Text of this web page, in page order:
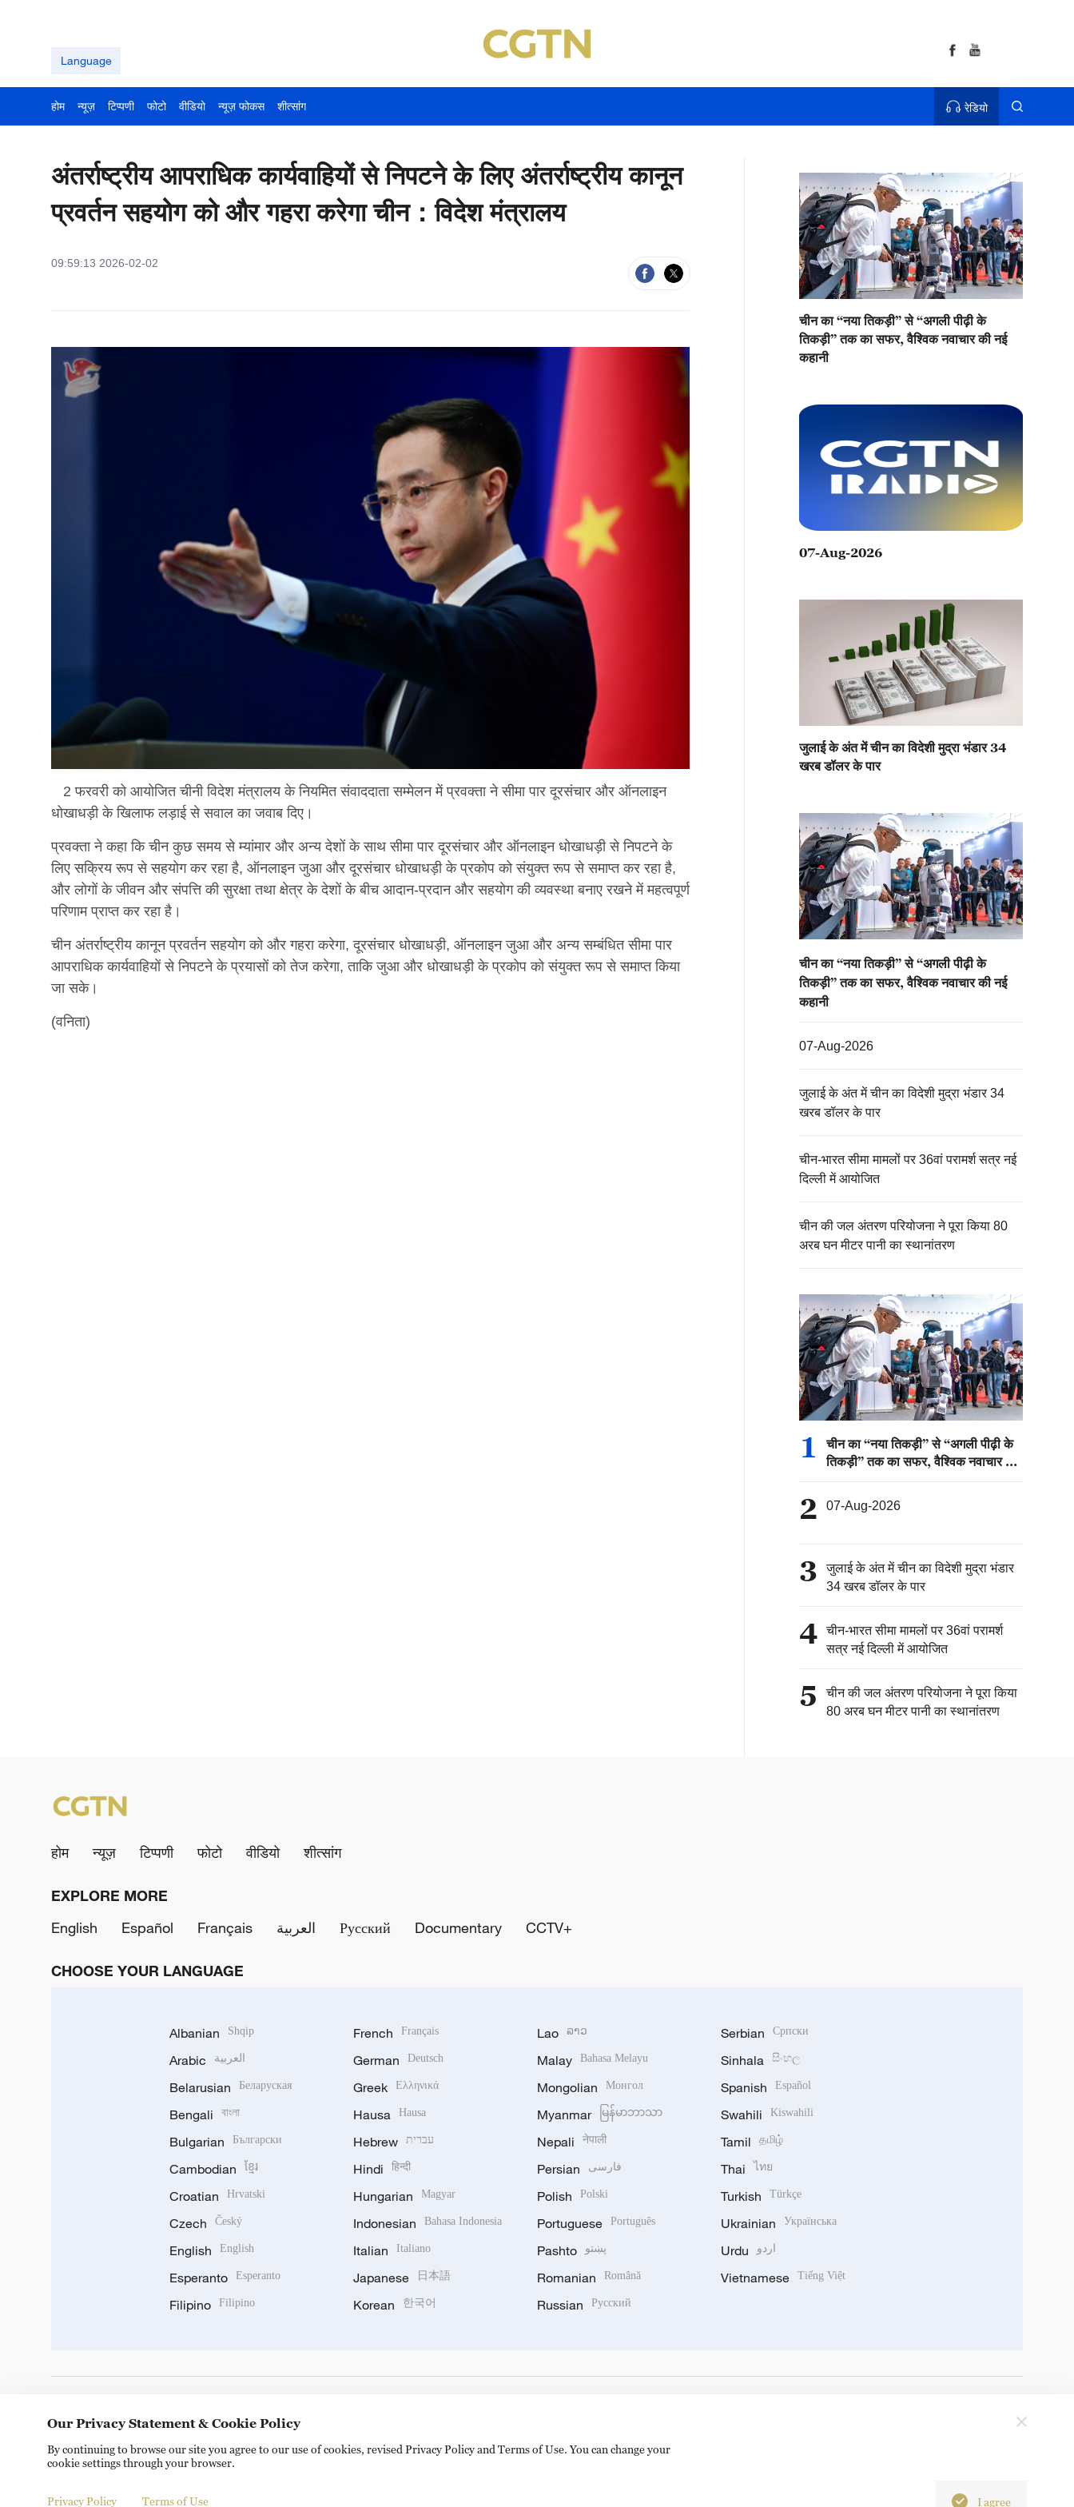
Language
होम न्यूज़ टिप्पणी फोटो वीडियो न्यूज़ फोकस शीत्सांग रेडियो
अंतर्राष्ट्रीय आपराधिक कार्यवाहियों से निपटने के लिए अंतर्राष्ट्रीय कानून
प्रवर्तन सहयोग को और गहरा करेगा चीन：विदेश मंत्रालय
09:59:13 2026-02-02
2 फरवरी को आयोजित चीनी विदेश मंत्रालय के नियमित संवाददाता सम्मेलन में प्रवक्ता ने सीमा पार दूरसंचार और ऑनलाइन
धोखाधड़ी के खिलाफ लड़ाई से सवाल का जवाब दिए।
प्रवक्ता ने कहा कि चीन कुछ समय से म्यांमार और अन्य देशों के साथ सीमा पार दूरसंचार और ऑनलाइन धोखाधड़ी से निपटने के
लिए सक्रिय रूप से सहयोग कर रहा है, ऑनलाइन जुआ और दूरसंचार धोखाधड़ी के प्रकोप को संयुक्त रूप से समाप्त कर रहा है,
और लोगों के जीवन और संपत्ति की सुरक्षा तथा क्षेत्र के देशों के बीच आदान-प्रदान और सहयोग की व्यवस्था बनाए रखने में महत्वपूर्ण
परिणाम प्राप्त कर रहा है।
चीन अंतर्राष्ट्रीय कानून प्रवर्तन सहयोग को और गहरा करेगा, दूरसंचार धोखाधड़ी, ऑनलाइन जुआ और अन्य सम्बंधित सीमा पार
आपराधिक कार्यवाहियों से निपटने के प्रयासों को तेज करेगा, ताकि जुआ और धोखाधड़ी के प्रकोप को संयुक्त रूप से समाप्त किया
जा सके।
(वनिता)
चीन का “नया तिकड़ी” से “अगली पीढ़ी के
तिकड़ी” तक का सफर, वैश्विक नवाचार की नई
कहानी
07-Aug-2026
जुलाई के अंत में चीन का विदेशी मुद्रा भंडार 34
खरब डॉलर के पार
चीन का “नया तिकड़ी” से “अगली पीढ़ी के
तिकड़ी” तक का सफर, वैश्विक नवाचार की नई
कहानी
07-Aug-2026
जुलाई के अंत में चीन का विदेशी मुद्रा भंडार 34
खरब डॉलर के पार
चीन-भारत सीमा मामलों पर 36वां परामर्श सत्र नई
दिल्ली में आयोजित
चीन की जल अंतरण परियोजना ने पूरा किया 80
अरब घन मीटर पानी का स्थानांतरण
1
चीन का “नया तिकड़ी” से “अगली पीढ़ी के
तिकड़ी” तक का सफर, वैश्विक नवाचार की
नई कहानी
2 07-Aug-2026
3
जुलाई के अंत में चीन का विदेशी मुद्रा भंडार
34 खरब डॉलर के पार
4
चीन-भारत सीमा मामलों पर 36वां परामर्श
सत्र नई दिल्ली में आयोजित
5
चीन की जल अंतरण परियोजना ने पूरा किया
80 अरब घन मीटर पानी का स्थानांतरण
होम न्यूज़ टिप्पणी फोटो वीडियो शीत्सांग
EXPLORE MORE
English
Español Français العربية Русский Documentary CCTV+
CHOOSE YOUR LANGUAGE
Albanian Shqip
Arabic العربية
Belarusian Беларуская
Bengali বাংলা
Bulgarian Български
Cambodian ខ្មែរ
Croatian Hrvatski
Czech Český
English English
Esperanto Esperanto
Filipino Filipino
French Français
German Deutsch
Greek Ελληνικά
Hausa Hausa
Hebrew עברית
Hindi हिन्दी
Hungarian Magyar
Indonesian Bahasa Indonesia
Italian Italiano
Japanese 日本語
Korean 한국어
Lao ລາວ
Malay Bahasa Melayu
Mongolian Монгол
Myanmar မြန်မာဘာသာ
Nepali नेपाली
Persian فارسی
Polish Polski
Portuguese Português
Pashto پښتو
Romanian Română
Russian Русский
Serbian Српски
Sinhala සිංහල
Spanish Español
Swahili Kiswahili
Tamil தமிழ்
Thai ไทย
Turkish Türkçe
Ukrainian Українська
Urdu اردو
Vietnamese Tiếng Việt
Our Privacy Statement & Cookie Policy
By continuing to browse our site you agree to our use of cookies, revised Privacy Policy and Terms of Use. You can change your
cookie settings through your browser.
Privacy Policy Terms of Use I agree